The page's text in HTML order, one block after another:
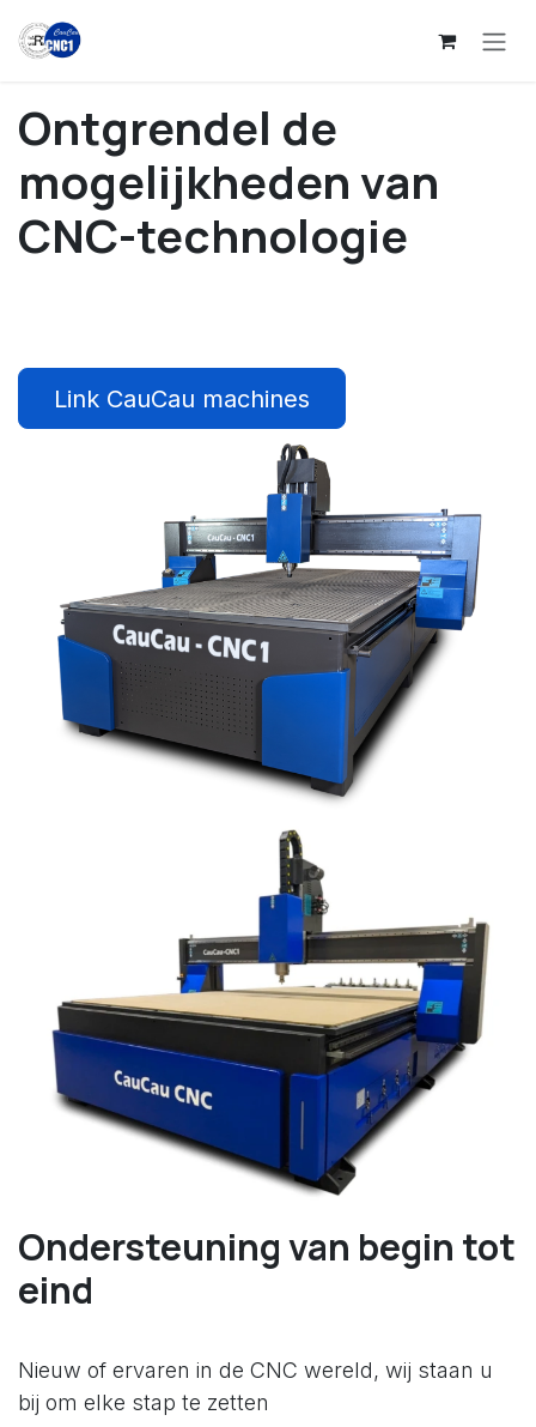
Ontgrendel de
mogelijkheden van
CNC-technologie
Link CauCau machines
Ondersteuning van begin tot
eind
Nieuw of ervaren in de CNC wereld, wij staan u
bij om elke stap te zetten